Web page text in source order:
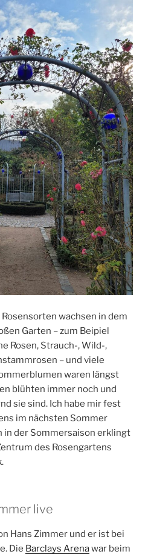
wachsen in dem
Garten – zum Beipiel
Rosen, Strauch-, Wild-,
– und viele
waren längst
blühten immer noch und
sie sind. Ich habe mir fest
im nächsten Sommer
in der Sommersaison erklingt
des Rosengartens
live
Hans Zimmer und er ist bei
Die Barclays Arenawar beim